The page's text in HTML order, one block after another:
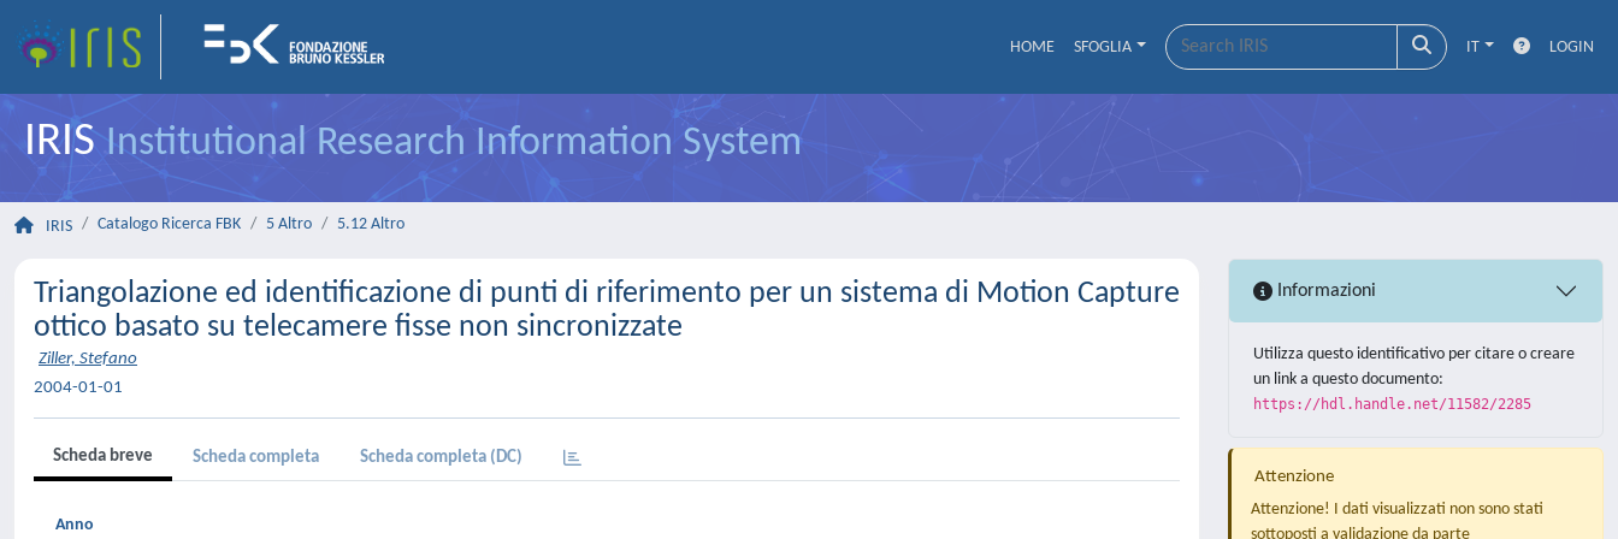
HOME SFOGLIA IT LOGIN
IRISInstitutional Research Information System
IRIS Catalogo Ricerca FBK 5 Altro 5.12 Altro
Triangolazione ed identificazione di punti di riferimento per un sistema di Motion Capture
ottico basato su telecamere fisse non sincronizzate
Ziller, Stefano
2004-01-01
Scheda breve Scheda completa Scheda completa (DC)
Anno
Informazioni
Utilizza questo identificativo per citare o creare
un link a questo documento:
https://hdl.handle.net/11582/2285
Attenzione
Attenzione! I dati visualizzati non sono stati
sottoposti a validazione da parte